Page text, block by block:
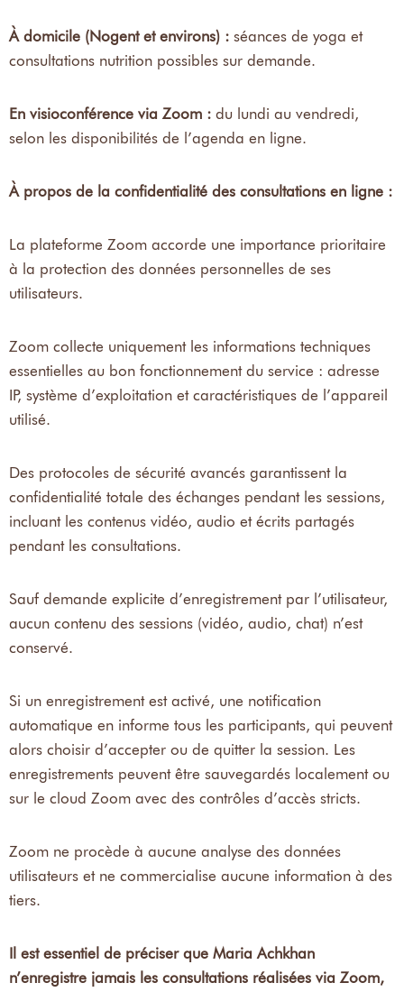
À domicile (Nogent et environs) : séances de yoga et
consultations nutrition possibles sur demande.
En visioconférence via Zoom : du lundi au vendredi,
selon les disponibilités de l’agenda en ligne.
À propos de la confidentialité des consultations en ligne :
La plateforme Zoom accorde une importance prioritaire
à la protection des données personnelles de ses
utilisateurs.
Zoom collecte uniquement les informations techniques
essentielles au bon fonctionnement du service : adresse
IP, système d’exploitation et caractéristiques de l’appareil
utilisé.
Des protocoles de sécurité avancés garantissent la
confidentialité totale des échanges pendant les sessions,
incluant les contenus vidéo, audio et écrits partagés
pendant les consultations.
Sauf demande explicite d’enregistrement par l’utilisateur,
aucun contenu des sessions (vidéo, audio, chat) n’est
conservé.
Si un enregistrement est activé, une notification
automatique en informe tous les participants, qui peuvent
alors choisir d’accepter ou de quitter la session. Les
enregistrements peuvent être sauvegardés localement ou
sur le cloud Zoom avec des contrôles d’accès stricts.
Zoom ne procède à aucune analyse des données
utilisateurs et ne commercialise aucune information à des
tiers.
Il est essentiel de préciser que Maria Achkhan
n’enregistre jamais les consultations réalisées via Zoom,